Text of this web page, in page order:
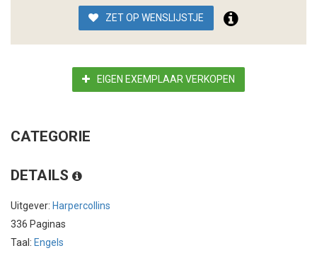
ZET OP WENSLIJSTJE
EIGEN EXEMPLAAR VERKOPEN
CATEGORIE
DETAILS
Uitgever: Harpercollins
336 Paginas
Taal: Engels